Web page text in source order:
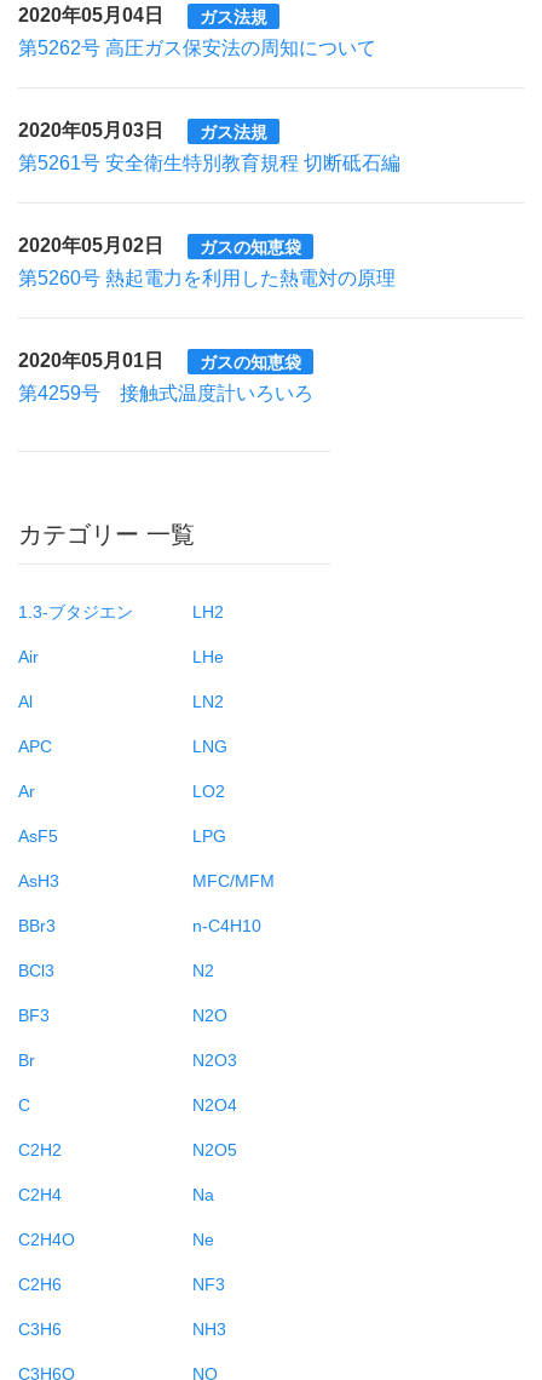
2020年05月04日 ガス法規
第5262号 高圧ガス保安法の周知について
2020年05月03日 ガス法規
第5261号 安全衛生特別教育規程 切断砥石編
2020年05月02日 ガスの知恵袋
第5260号 熱起電力を利用した熱電対の原理
2020年05月01日 ガスの知恵袋
第4259号 接触式温度計いろいろ
カテゴリー 一覧
1.3-ブタジエン
Air
Al
APC
Ar
AsF5
AsH3
BBr3
BCl3
BF3
Br
C
C2H2
C2H4
C2H4O
C2H6
C3H6
C3H6O
LH2
LHe
LN2
LNG
LO2
LPG
MFC/MFM
n-C4H10
N2
N2O
N2O3
N2O4
N2O5
Na
Ne
NF3
NH3
NO